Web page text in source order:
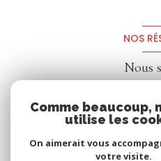
NOS
Nous
Comme beaucoup,
utilise les
On aimerait vous
votre visite.